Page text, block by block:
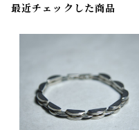
最近チェックした商品